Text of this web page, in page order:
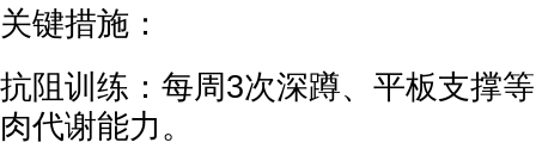
关键措施：
抗阻训练：每周3次深蹲、平板支撑
肉代谢能力。